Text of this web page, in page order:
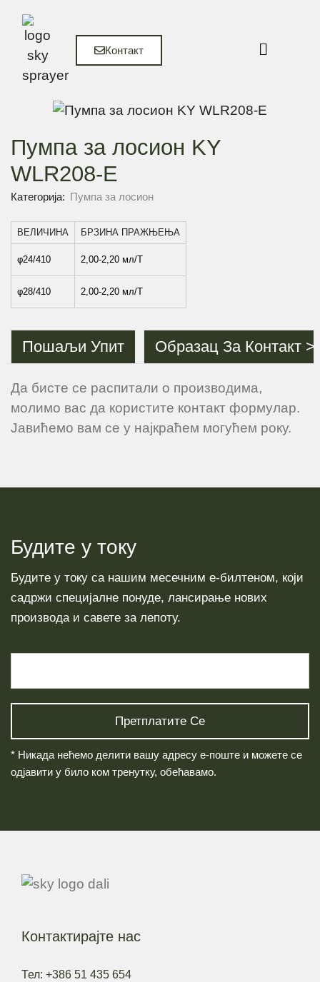
Контакт
Пумпа за лосион KY
WLR208-E
Категорија: Пумпа за лосион
ВЕЛИЧИНА БРЗИНА ПРАЖЊЕЊА
φ24/410 2,00-2,20 мл/Т
φ28/410 2,00-2,20 мл/Т
Пошаљи Упит Образац За Контакт >
Да бисте се распитали о производима,
молимо вас да користите контакт формулар.
Јавићемо вам се у најкраћем могућем року.
Будите у току
Будите у току са нашим месечним е-билтеном, који
садржи специјалне понуде, лансирање нових
производа и савете за лепоту.
* Никада нећемо делити вашу адресу е-поште и можете се
одјавити у било ком тренутку, обећавамо.
Контактирајте нас
Тел: +386 51 435 654